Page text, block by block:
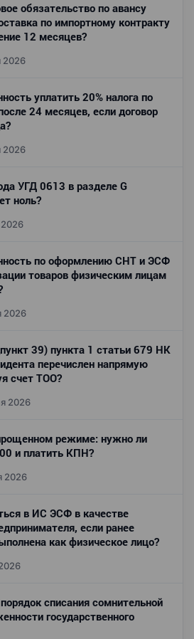
обязательство по авансу
по импортному контракту
12 месяцев?
2026
уплатить 20% налога по
24 месяцев, если договор
2026
УГД 0613 в разделе G
ноль?
по оформлению СНТ и ЭСФ
товаров физическим лицам
2026
39) пункта 1 статьи 679 НК
перечислен напрямую
счет ТОО?
2026
режиме: нужно ли
и платить КПН?
2026
в ИС ЭСФ в качестве
если ранее
как физическое лицо?
списания сомнительной
государственного